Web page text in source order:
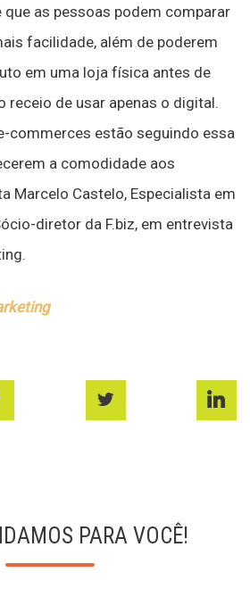
que as pessoas podem comparar
facilidade, além de poderem
em uma loja física antes de
receio de usar apenas o digital.
commerces estão seguindo essa
a comodidade aos
Marcelo Castelo, Especialista em
diretor da F.biz, em entrevista
PARA VOCÊ!